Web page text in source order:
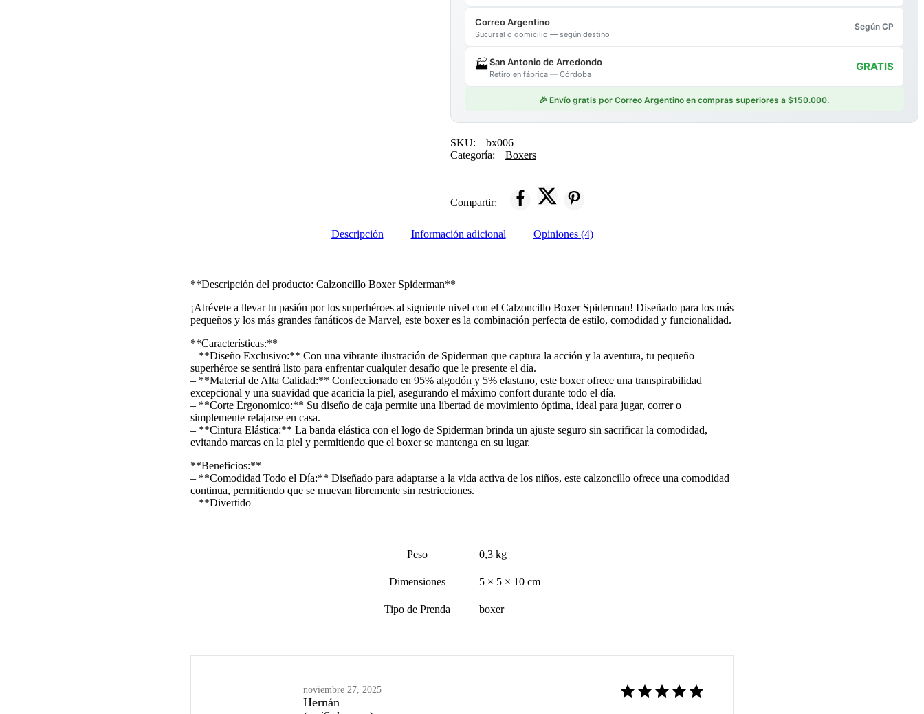
Correo Argentino
Sucursal o domicilio — según destino
Según CP
🏭San Antonio de Arredondo
Retiro en fábrica — Córdoba
GRATIS
🎉 Envío gratis por Correo Argentino en compras superiores a $150.000.
SKU:
bx006
Categoría:
Boxers
Compartir:
Descripción Información adicional Opiniones (4)
**Descripción del producto: Calzoncillo Boxer Spiderman**
¡Atrévete a llevar tu pasión por los superhéroes al siguiente nivel con el Calzoncillo Boxer Spiderman! Diseñado para los más
pequeños y los más grandes fanáticos de Marvel, este boxer es la combinación perfecta de estilo, comodidad y funcionalidad.
**Características:**
– **Diseño Exclusivo:** Con una vibrante ilustración de Spiderman que captura la acción y la aventura, tu pequeño
superhéroe se sentirá listo para enfrentar cualquier desafío que le presente el día.
– **Material de Alta Calidad:** Confeccionado en 95% algodón y 5% elastano, este boxer ofrece una transpirabilidad
excepcional y una suavidad que acaricia la piel, asegurando el máximo confort durante todo el día.
– **Corte Ergonomico:** Su diseño de caja permite una libertad de movimiento óptima, ideal para jugar, correr o
simplemente relajarse en casa.
– **Cintura Elástica:** La banda elástica con el logo de Spiderman brinda un ajuste seguro sin sacrificar la comodidad,
evitando marcas en la piel y permitiendo que el boxer se mantenga en su lugar.
**Beneficios:**
– **Comodidad Todo el Día:** Diseñado para adaptarse a la vida activa de los niños, este calzoncillo ofrece una comodidad
continua, permitiendo que se muevan libremente sin restricciones.
– **Divertido
Peso 0,3 kg
Dimensiones 5 × 5 × 10 cm
Tipo de Prenda boxer
noviembre 27, 2025
Hernán